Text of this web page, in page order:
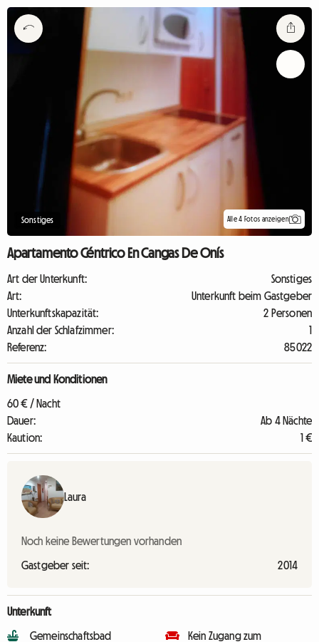
Sonstiges Alle 4 Fotos anzeigen
Apartamento Céntrico En Cangas De Onís
Art der Unterkunft:
Sonstiges
Art:
Unterkunft beim Gastgeber
Unterkunftskapazität:
2 Personen
Anzahl der Schlafzimmer:
1
Referenz:
85022
Miete und Konditionen
60 € / Nacht
Dauer:
Ab 4 Nächte
Kaution:
1 €
Laura
Noch keine Bewertungen vorhanden
Gastgeber seit: 2014
Unterkunft
Gemeinschaftsbad
Kein Zugang zum